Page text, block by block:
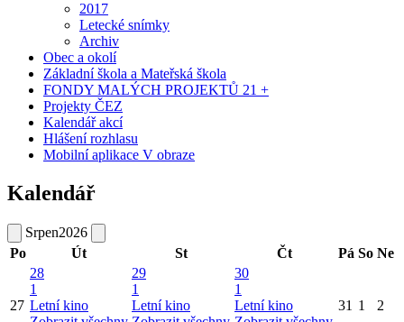
2017
Letecké snímky
Archiv
Obec a okolí
Základní škola a Mateřská škola
FONDY MALÝCH PROJEKTŮ 21 +
Projekty ČEZ
Kalendář akcí
Hlášení rozhlasu
Mobilní aplikace V obraze
Kalendář
Srpen2026
Po
Út St Čt Pá So Ne
27
28
1
Letní kino
29
1
Letní kino
30
1
Letní kino
31 1 2